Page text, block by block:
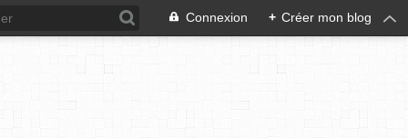
Connexion + Créer mon blog